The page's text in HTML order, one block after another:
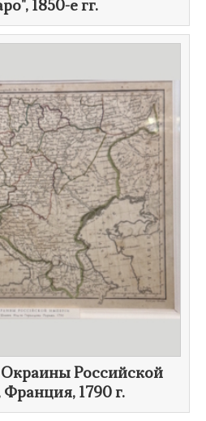
1850-е гг.
Российской
Франция, 1790 г.